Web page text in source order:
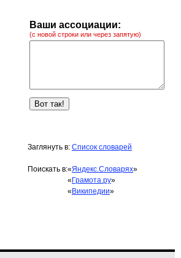
Ваши ассоциации:
(с новой строки или через запятую)
Заглянуть в: Список словарей
Поискать в:«Яндекс.Словарях»
« Грамота.ру»
« Википедии»